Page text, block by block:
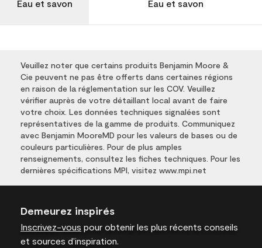
Eau et savon Eau et savon
Veuillez noter que certains produits Benjamin Moore &
Cie peuvent ne pas être offerts dans certaines régions
en raison de la réglementation sur les COV. Veuillez
vérifier auprès de votre détaillant local avant de faire
votre choix. Les données techniques signalées sont
représentatives de la gamme de produits. Communiquez
avec Benjamin MooreMD pour les valeurs de bases ou de
couleurs particulières. Pour de plus amples
renseignements, consultez les fiches techniques. Pour les
dernières spécifications MPI, visitez www.mpi.net
Demeurez inspirés
Inscrivez-vous pour obtenir les plus récents conseils
et sources d’inspiration.